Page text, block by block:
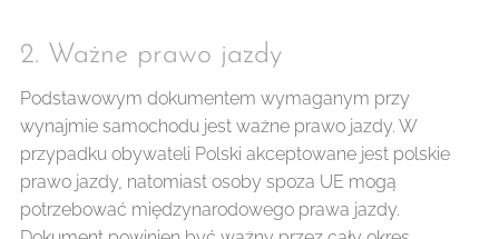
2. Ważne prawo jazdy 🔧
Podstawowym dokumentem wymaganym przy
wynajmie samochodu jest ważne prawo jazdy. W
przypadku obywateli Polski akceptowane jest polskie
prawo jazdy, natomiast osoby spoza UE mogą
potrzebować międzynarodowego prawa jazdy.